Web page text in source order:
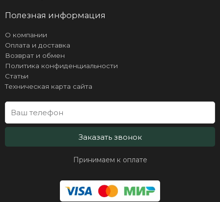
Полезная информация
О компании
Оплата и доставка
Возврат и обмен
Политика конфиденциальности
Статьи
Техническая карта сайта
Заказать звонок
Принимаем к оплате